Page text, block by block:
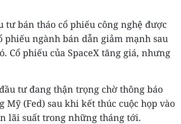
tư bán tháo cổ phiếu công nghệ được
ngành bán dẫn giảm mạnh sau
phiếu của SpaceX tăng giá, nhưng
tư đang thận trọng chờ thông báo
Mỹ (Fed) sau khi kết thúc cuộc họp vào
lãi suất trong những tháng tới.